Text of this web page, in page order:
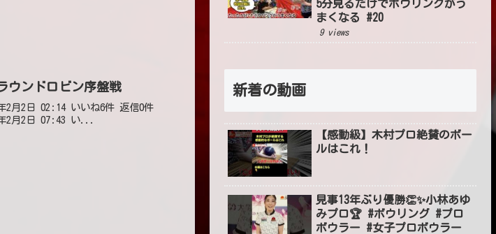
ウンドロビン序盤戦
2月2日 02:14 いいね6件 返信0件
2月2日 07:43 い...
5分見るだけでボウリングがう
まくなる #20
9 views
新着の動画
【感動級】木村プロ絶賛のボー
ルはこれ！
見事13年ぶり優勝👏✨小林あゆ
みプロ🏆 #ボウリング #プロ
ボウラー #女子プロボウラー